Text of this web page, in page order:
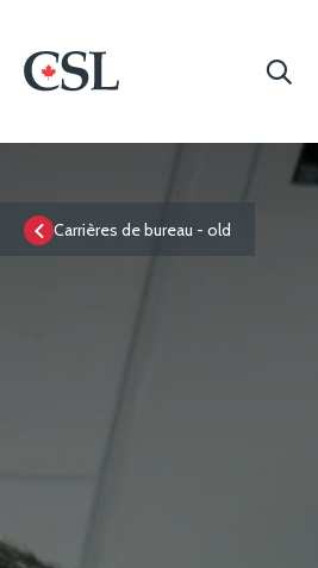
CSL
Carrières de bureau - old